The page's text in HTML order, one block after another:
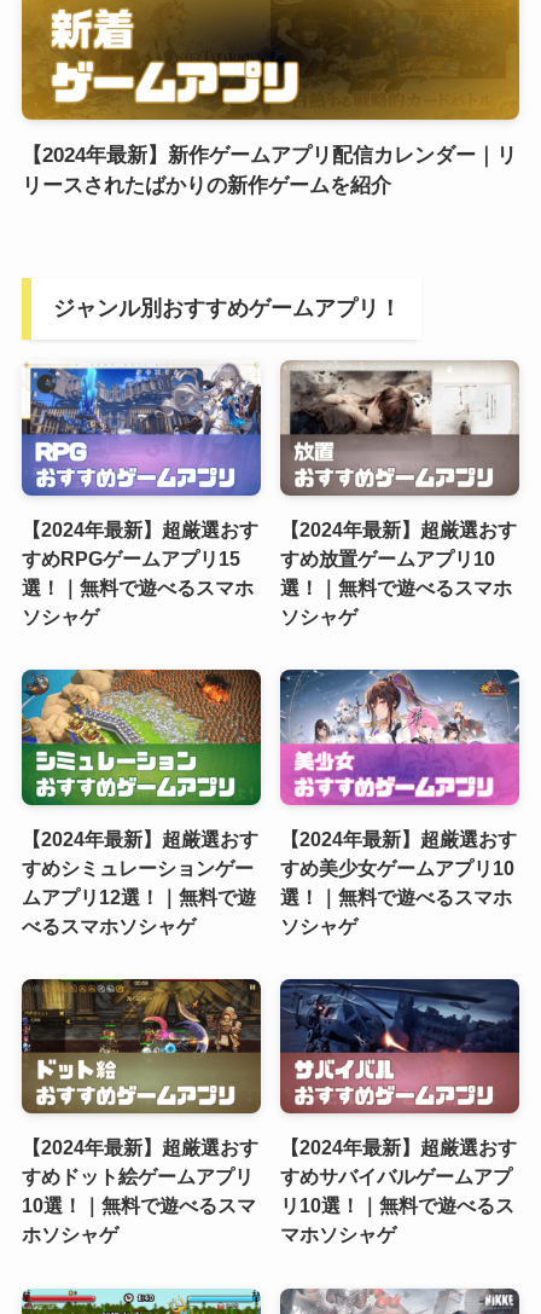
【2024年最新】新作ゲームアプリ配信カレンダー｜リ
リースされたばかりの新作ゲームを紹介
ジャンル別おすすめゲームアプリ！
【2024年最新】超厳選おす
すめRPGゲームアプリ15
選！｜無料で遊べるスマホ
ソシャゲ
【2024年最新】超厳選おす
すめ放置ゲームアプリ10
選！｜無料で遊べるスマホ
ソシャゲ
【2024年最新】超厳選おす
すめシミュレーションゲー
ムアプリ12選！｜無料で遊
べるスマホソシャゲ
【2024年最新】超厳選おす
すめ美少女ゲームアプリ10
選！｜無料で遊べるスマホ
ソシャゲ
【2024年最新】超厳選おす
すめドット絵ゲームアプリ
10選！｜無料で遊べるスマ
ホソシャゲ
【2024年最新】超厳選おす
すめサバイバルゲームアプ
リ10選！｜無料で遊べるス
マホソシャゲ